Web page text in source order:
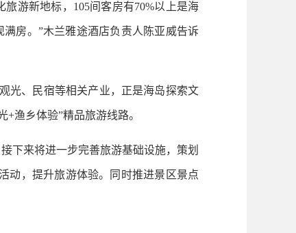
游新地标，105间客房有70%以上是海
房。”木兰雅途酒店负责人陈亚威告诉
、民宿等相关产业，正是海岛探索文
渔乡体验”精品旅游线路。
下来将进一步完善旅游基础设施，策划
动，提升旅游体验。同时推进景区景点